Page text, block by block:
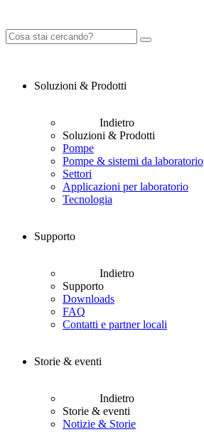
Soluzioni & Prodotti
Indietro
Soluzioni & Prodotti
Pompe
Pompe & sistemi da laboratorio
Settori
Applicazioni per laboratorio
Tecnologia
Supporto
Indietro
Supporto
Downloads
FAQ
Contatti e partner locali
Storie & eventi
Indietro
Storie & eventi
Notizie & Storie